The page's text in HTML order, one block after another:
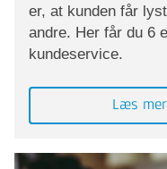
er, at kunden får
andre. Her får du 6
kundeservice.
Læs